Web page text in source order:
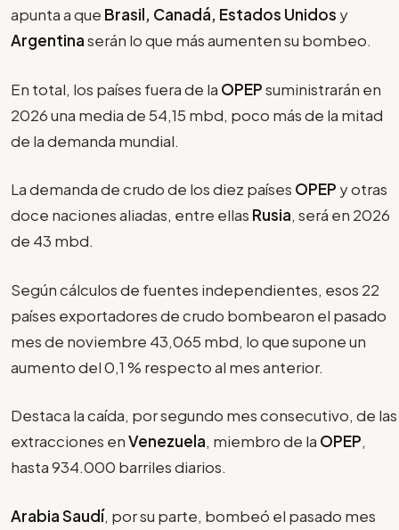
apunta a que Brasil, Canadá, Estados Unidos y
Argentinaserán lo que más aumenten su bombeo.
En total, los países fuera de la OPEPsuministrarán en
2026 una media de 54,15 mbd, poco más de la mitad
de la demanda mundial.
La demanda de crudo de los diez países OPEP y otras
doce naciones aliadas, entre ellas Rusia, será en 2026
de 43 mbd.
Según cálculos de fuentes independientes, esos 22
países exportadores de crudo bombearon el pasado
mes de noviembre 43,065 mbd, lo que supone un
aumento del 0,1 % respecto al mes anterior.
Destaca la caída, por segundo mes consecutivo, de las
extracciones enVenezuela, miembro de la OPEP,
hasta 934.000 barriles diarios.
Arabia Saudí, por su parte, bombeó el pasado mes